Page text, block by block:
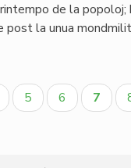
de la
la unua
Paĝo
5 Paĝo
6
paĝo
7